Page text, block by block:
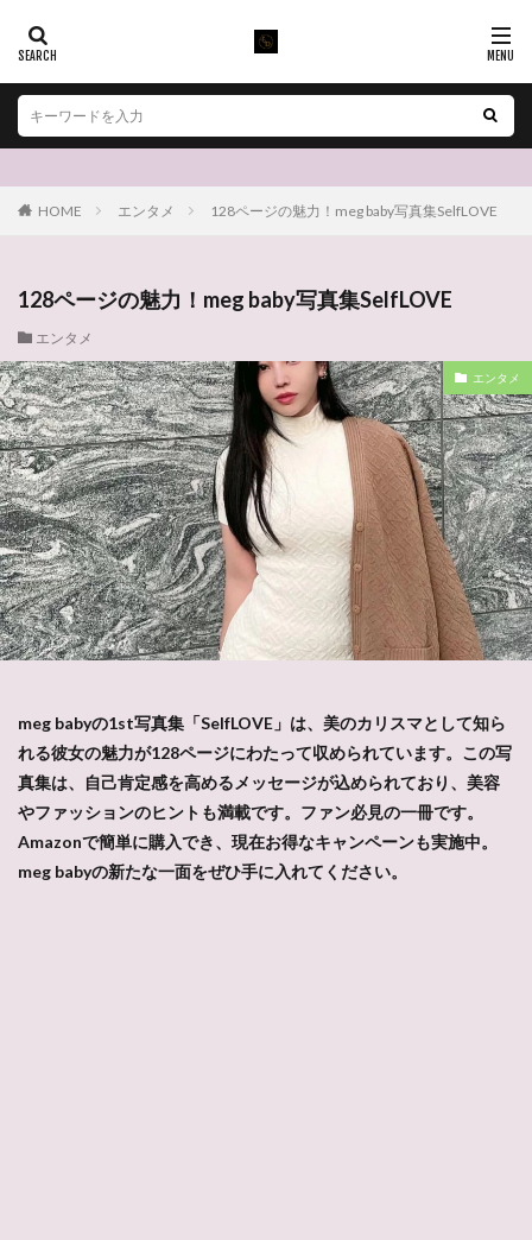
HOME エンタメ 128ページの魅力！meg baby写真集SelfLOVE
128ページの魅力！meg baby写真集SelfLOVE
エンタメ
エンタメ
meg babyの1st写真集「SelfLOVE」は、美のカリスマとして知ら
れる彼女の魅力が128ページにわたって収められています。この写
真集は、自己肯定感を高めるメッセージが込められており、美容
やファッションのヒントも満載です。ファン必見の一冊です。
Amazonで簡単に購入でき、現在お得なキャンペーンも実施中。
meg babyの新たな一面をぜひ手に入れてください。